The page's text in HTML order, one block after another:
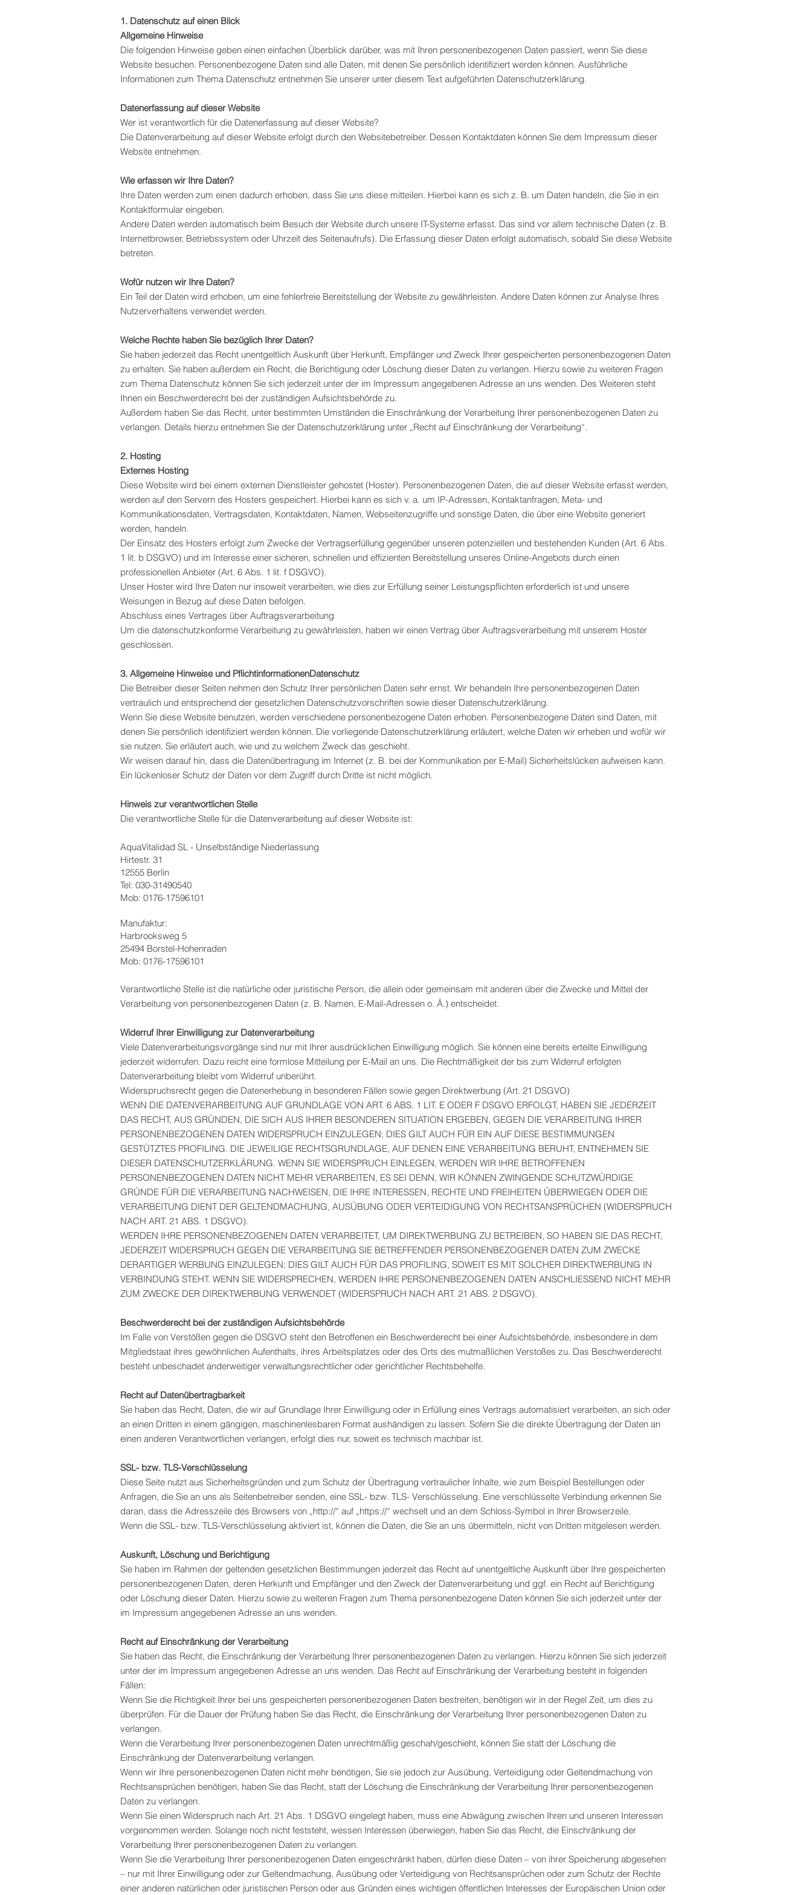
1. Datenschutz auf einen Blick
Allgemeine Hinweise
Die folgenden Hinweise geben einen einfachen Überblick darüber, was mit Ihren personenbezogenen Daten passiert, wenn Sie diese
Website besuchen. Personenbezogene Daten sind alle Daten, mit denen Sie persönlich identifiziert werden können. Ausführliche
Informationen zum Thema Datenschutz entnehmen Sie unserer unter diesem Text aufgeführten Datenschutzerklärung.
Datenerfassung auf dieser Website
Wer ist verantwortlich für die Datenerfassung auf dieser Website?
Die Datenverarbeitung auf dieser Website erfolgt durch den Websitebetreiber. Dessen Kontaktdaten können Sie dem Impressum dieser
Website entnehmen.
Wie erfassen wir Ihre Daten?
Ihre Daten werden zum einen dadurch erhoben, dass Sie uns diese mitteilen. Hierbei kann es sich z. B. um Daten handeln, die Sie in ein
Kontaktformular eingeben.
Andere Daten werden automatisch beim Besuch der Website durch unsere IT-Systeme erfasst. Das sind vor allem technische Daten (z. B.
Internetbrowser, Betriebssystem oder Uhrzeit des Seitenaufrufs). Die Erfassung dieser Daten erfolgt automatisch, sobald Sie diese Website
betreten.
Wofür nutzen wir Ihre Daten?
Ein Teil der Daten wird erhoben, um eine fehlerfreie Bereitstellung der Website zu gewährleisten. Andere Daten können zur Analyse Ihres
Nutzerverhaltens verwendet werden.
Welche Rechte haben Sie bezüglich Ihrer Daten?
Sie haben jederzeit das Recht unentgeltlich Auskunft über Herkunft, Empfänger und Zweck Ihrer gespeicherten personenbezogenen Daten
zu erhalten. Sie haben außerdem ein Recht, die Berichtigung oder Löschung dieser Daten zu verlangen. Hierzu sowie zu weiteren Fragen
zum Thema Datenschutz können Sie sich jederzeit unter der im Impressum angegebenen Adresse an uns wenden. Des Weiteren steht
Ihnen ein Beschwerderecht bei der zuständigen Aufsichtsbehörde zu.
Außerdem haben Sie das Recht, unter bestimmten Umständen die Einschränkung der Verarbeitung Ihrer personenbezogenen Daten zu
verlangen. Details hierzu entnehmen Sie der Datenschutzerklärung unter „Recht auf Einschränkung der Verarbeitung“.
2. Hosting
Externes Hosting
Diese Website wird bei einem externen Dienstleister gehostet (Hoster). Personenbezogenen Daten, die auf dieser Website erfasst werden,
werden auf den Servern des Hosters gespeichert. Hierbei kann es sich v. a. um IP-Adressen, Kontaktanfragen, Meta- und
Kommunikationsdaten, Vertragsdaten, Kontaktdaten, Namen, Webseitenzugriffe und sonstige Daten, die über eine Website generiert
werden, handeln.
Der Einsatz des Hosters erfolgt zum Zwecke der Vertragserfüllung gegenüber unseren potenziellen und bestehenden Kunden (Art. 6 Abs.
1 lit. b DSGVO) und im Interesse einer sicheren, schnellen und effizienten Bereitstellung unseres Online-Angebots durch einen
professionellen Anbieter (Art. 6 Abs. 1 lit. f DSGVO).
Unser Hoster wird Ihre Daten nur insoweit verarbeiten, wie dies zur Erfüllung seiner Leistungspflichten erforderlich ist und unsere
Weisungen in Bezug auf diese Daten befolgen.
Abschluss eines Vertrages über Auftragsverarbeitung
Um die datenschutzkonforme Verarbeitung zu gewährleisten, haben wir einen Vertrag über Auftragsverarbeitung mit unserem Hoster
geschlossen.
3. Allgemeine Hinweise und PflichtinformationenDatenschutz
Die Betreiber dieser Seiten nehmen den Schutz Ihrer persönlichen Daten sehr ernst. Wir behandeln Ihre personenbezogenen Daten
vertraulich und entsprechend der gesetzlichen Datenschutzvorschriften sowie dieser Datenschutzerklärung.
Wenn Sie diese Website benutzen, werden verschiedene personenbezogene Daten erhoben. Personenbezogene Daten sind Daten, mit
denen Sie persönlich identifiziert werden können. Die vorliegende Datenschutzerklärung erläutert, welche Daten wir erheben und wofür wir
sie nutzen. Sie erläutert auch, wie und zu welchem Zweck das geschieht.
Wir weisen darauf hin, dass die Datenübertragung im Internet (z. B. bei der Kommunikation per E-Mail) Sicherheitslücken aufweisen kann.
Ein lückenloser Schutz der Daten vor dem Zugriff durch Dritte ist nicht möglich.
Hinweis zur verantwortlichen Stelle
Die verantwortliche Stelle für die Datenverarbeitung auf dieser Website ist:
AquaVitalidad SL - Unselbständige Niederlassung
Hirtestr. 31
12555 Berlin
Tel: 030-31490540
Mob: 0176-17596101
Manufaktur:
Harbrooksweg 5
25494 Borstel-Hohenraden
Mob: 0176-17596101
Verantwortliche Stelle ist die natürliche oder juristische Person, die allein oder gemeinsam mit anderen über die Zwecke und Mittel der
Verarbeitung von personenbezogenen Daten (z. B. Namen, E-Mail-Adressen o. Ä.) entscheidet.
Widerruf Ihrer Einwilligung zur Datenverarbeitung
Viele Datenverarbeitungsvorgänge sind nur mit Ihrer ausdrücklichen Einwilligung möglich. Sie können eine bereits erteilte Einwilligung
jederzeit widerrufen. Dazu reicht eine formlose Mitteilung per E-Mail an uns. Die Rechtmäßigkeit der bis zum Widerruf erfolgten
Datenverarbeitung bleibt vom Widerruf unberührt.
Widerspruchsrecht gegen die Datenerhebung in besonderen Fällen sowie gegen Direktwerbung (Art. 21 DSGVO)
WENN DIE DATENVERARBEITUNG AUF GRUNDLAGE VON ART. 6 ABS. 1 LIT. E ODER F DSGVO ERFOLGT, HABEN SIE JEDERZEIT
DAS RECHT, AUS GRÜNDEN, DIE SICH AUS IHRER BESONDEREN SITUATION ERGEBEN, GEGEN DIE VERARBEITUNG IHRER
PERSONENBEZOGENEN DATEN WIDERSPRUCH EINZULEGEN; DIES GILT AUCH FÜR EIN AUF DIESE BESTIMMUNGEN
GESTÜTZTES PROFILING. DIE JEWEILIGE RECHTSGRUNDLAGE, AUF DENEN EINE VERARBEITUNG BERUHT, ENTNEHMEN SIE
DIESER DATENSCHUTZERKLÄRUNG. WENN SIE WIDERSPRUCH EINLEGEN, WERDEN WIR IHRE BETROFFENEN
PERSONENBEZOGENEN DATEN NICHT MEHR VERARBEITEN, ES SEI DENN, WIR KÖNNEN ZWINGENDE SCHUTZWÜRDIGE
GRÜNDE FÜR DIE VERARBEITUNG NACHWEISEN, DIE IHRE INTERESSEN, RECHTE UND FREIHEITEN ÜBERWIEGEN ODER DIE
VERARBEITUNG DIENT DER GELTENDMACHUNG, AUSÜBUNG ODER VERTEIDIGUNG VON RECHTSANSPRÜCHEN (WIDERSPRUCH
NACH ART. 21 ABS. 1 DSGVO).
WERDEN IHRE PERSONENBEZOGENEN DATEN VERARBEITET, UM DIREKTWERBUNG ZU BETREIBEN, SO HABEN SIE DAS RECHT,
JEDERZEIT WIDERSPRUCH GEGEN DIE VERARBEITUNG SIE BETREFFENDER PERSONENBEZOGENER DATEN ZUM ZWECKE
DERARTIGER WERBUNG EINZULEGEN; DIES GILT AUCH FÜR DAS PROFILING, SOWEIT ES MIT SOLCHER DIREKTWERBUNG IN
VERBINDUNG STEHT. WENN SIE WIDERSPRECHEN, WERDEN IHRE PERSONENBEZOGENEN DATEN ANSCHLIESSEND NICHT MEHR
ZUM ZWECKE DER DIREKTWERBUNG VERWENDET (WIDERSPRUCH NACH ART. 21 ABS. 2 DSGVO).
Beschwerderecht bei der zuständigen Aufsichtsbehörde
Im Falle von Verstößen gegen die DSGVO steht den Betroffenen ein Beschwerderecht bei einer Aufsichtsbehörde, insbesondere in dem
Mitgliedstaat ihres gewöhnlichen Aufenthalts, ihres Arbeitsplatzes oder des Orts des mutmaßlichen Verstoßes zu. Das Beschwerderecht
besteht unbeschadet anderweitiger verwaltungsrechtlicher oder gerichtlicher Rechtsbehelfe.
Recht auf Datenübertragbarkeit
Sie haben das Recht, Daten, die wir auf Grundlage Ihrer Einwilligung oder in Erfüllung eines Vertrags automatisiert verarbeiten, an sich oder
an einen Dritten in einem gängigen, maschinenlesbaren Format aushändigen zu lassen. Sofern Sie die direkte Übertragung der Daten an
einen anderen Verantwortlichen verlangen, erfolgt dies nur, soweit es technisch machbar ist.
SSL- bzw. TLS-Verschlüsselung
Diese Seite nutzt aus Sicherheitsgründen und zum Schutz der Übertragung vertraulicher Inhalte, wie zum Beispiel Bestellungen oder
Anfragen, die Sie an uns als Seitenbetreiber senden, eine SSL- bzw. TLS- Verschlüsselung. Eine verschlüsselte Verbindung erkennen Sie
daran, dass die Adresszeile des Browsers von „http://“ auf „https://“ wechselt und an dem Schloss-Symbol in Ihrer Browserzeile.
Wenn die SSL- bzw. TLS-Verschlüsselung aktiviert ist, können die Daten, die Sie an uns übermitteln, nicht von Dritten mitgelesen werden.
Auskunft, Löschung und Berichtigung
Sie haben im Rahmen der geltenden gesetzlichen Bestimmungen jederzeit das Recht auf unentgeltliche Auskunft über Ihre gespeicherten
personenbezogenen Daten, deren Herkunft und Empfänger und den Zweck der Datenverarbeitung und ggf. ein Recht auf Berichtigung
oder Löschung dieser Daten. Hierzu sowie zu weiteren Fragen zum Thema personenbezogene Daten können Sie sich jederzeit unter der
im Impressum angegebenen Adresse an uns wenden.
Recht auf Einschränkung der Verarbeitung
Sie haben das Recht, die Einschränkung der Verarbeitung Ihrer personenbezogenen Daten zu verlangen. Hierzu können Sie sich jederzeit
unter der im Impressum angegebenen Adresse an uns wenden. Das Recht auf Einschränkung der Verarbeitung besteht in folgenden
Fällen:
Wenn Sie die Richtigkeit Ihrer bei uns gespeicherten personenbezogenen Daten bestreiten, benötigen wir in der Regel Zeit, um dies zu
überprüfen. Für die Dauer der Prüfung haben Sie das Recht, die Einschränkung der Verarbeitung Ihrer personenbezogenen Daten zu
verlangen.
Wenn die Verarbeitung Ihrer personenbezogenen Daten unrechtmäßig geschah/geschieht, können Sie statt der Löschung die
Einschränkung der Datenverarbeitung verlangen.
Wenn wir Ihre personenbezogenen Daten nicht mehr benötigen, Sie sie jedoch zur Ausübung, Verteidigung oder Geltendmachung von
Rechtsansprüchen benötigen, haben Sie das Recht, statt der Löschung die Einschränkung der Verarbeitung Ihrer personenbezogenen
Daten zu verlangen.
Wenn Sie einen Widerspruch nach Art. 21 Abs. 1 DSGVO eingelegt haben, muss eine Abwägung zwischen Ihren und unseren Interessen
vorgenommen werden. Solange noch nicht feststeht, wessen Interessen überwiegen, haben Sie das Recht, die Einschränkung der
Verarbeitung Ihrer personenbezogenen Daten zu verlangen.
Wenn Sie die Verarbeitung Ihrer personenbezogenen Daten eingeschränkt haben, dürfen diese Daten – von ihrer Speicherung abgesehen
– nur mit Ihrer Einwilligung oder zur Geltendmachung, Ausübung oder Verteidigung von Rechtsansprüchen oder zum Schutz der Rechte
einer anderen natürlichen oder juristischen Person oder aus Gründen eines wichtigen öffentlichen Interesses der Europäischen Union oder